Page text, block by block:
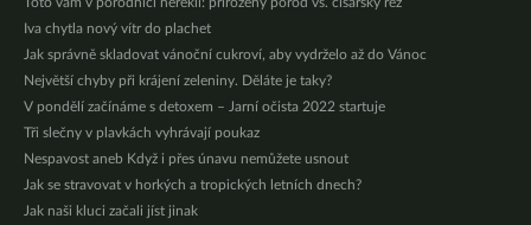
Iva chytla nový vítr do plachet
Jak správně skladovat vánoční cukroví, aby vydrželo až do Vánoc
Největší chyby při krájení zeleniny. Děláte je taky?
V pondělí začínáme s detoxem – Jarní očista 2022 startuje
Tři slečny v plavkách vyhrávají poukaz
Nespavost aneb Když i přes únavu nemůžete usnout
Jak se stravovat v horkých a tropických letních dnech?
Jak naši kluci začali jíst jinak